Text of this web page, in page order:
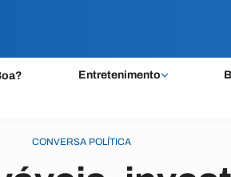
Entretenimento
CONVERSA POLÍTICA